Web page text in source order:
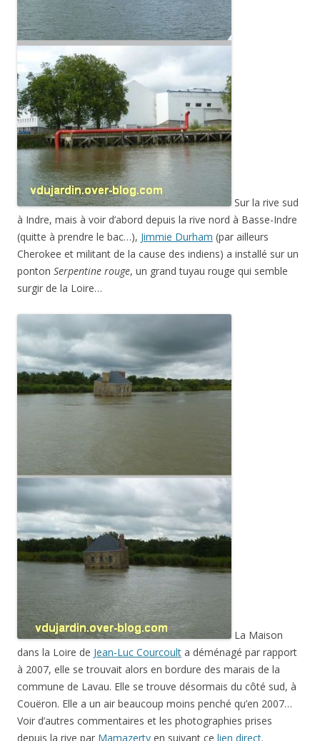
Sur la rive sud
à Indre, mais à voir d’abord depuis la rive nord à Basse-Indre
(quitte à prendre le bac…), Jimmie Durham (par ailleurs
Cherokee et militant de la cause des indiens) a installé sur un
ponton Serpentine rouge, un grand tuyau rouge qui semble
surgir de la Loire…
La Maison
dans la Loire de Jean-Luc Courcoult a déménagé par rapport
à 2007, elle se trouvait alors en bordure des marais de la
commune de Lavau. Elle se trouve désormais du côté sud, à
Couëron. Elle a un air beaucoup moins penché qu’en 2007…
Voir d’autres commentaires et les photographies prises
depuis la rive par Mamazerty en suivant ce lien direct.